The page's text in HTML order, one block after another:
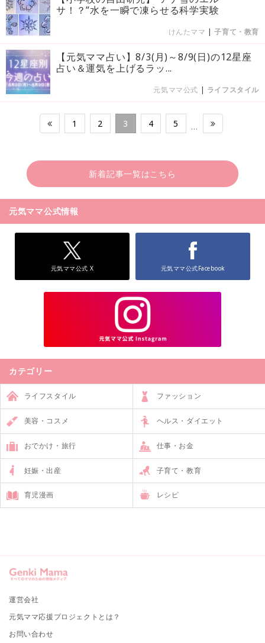
サ！？”水を一瞬で凍らせる科学実験
けんたママ |子育て・教育
【元気ママ占い】8/3(月)～8/9(日)の12星座
占い＆運気を上げるラッ...
元気ママ公式 | ライフスタイル
1 2 3 4 5 …
新着記事一覧はこちら
元気ママ公式情報
元気ママ公式 X 元気ママ公式Facebook
カテゴリー
ライフスタイル ファッション
美容・コスメ ヘルス・ダイエット
おでかけ・旅行 仕事・お金
妊娠・出産 子育て・教育
育児漫画 レシピ
運営会社
元気ママ応援プロジェクトとは？
お問い合わせ